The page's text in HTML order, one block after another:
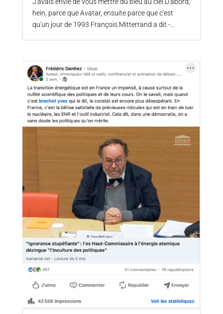
hein, parce que Avatar, ensuite parce que c'est
qu'un jour de 1993 François Mitterrand a dit -...